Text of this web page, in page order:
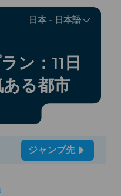
日本 - 日本語
ン：11日
る都市
ジャンプ先